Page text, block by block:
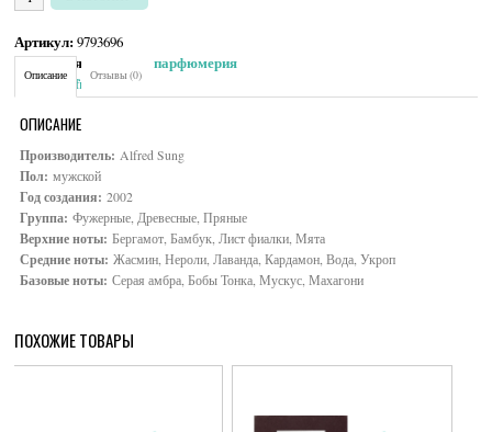
Артикул:9793696
Категория:
Мужская парфюмерия
Brand:Alfred Sung
Описание Отзывы (0)
ОПИСАНИЕ
Производитель: Alfred Sung
Пол: мужской
Год создания: 2002
Группа: Фужерные, Древесные, Пряные
Верхние ноты: Бергамот, Бамбук, Лист фиалки, Мята
Средние ноты: Жасмин, Нероли, Лаванда, Кардамон, Вода, Укроп
Базовые ноты: Серая амбра, Бобы Тонка, Мускус, Махагони
ПОХОЖИЕ ТОВАРЫ